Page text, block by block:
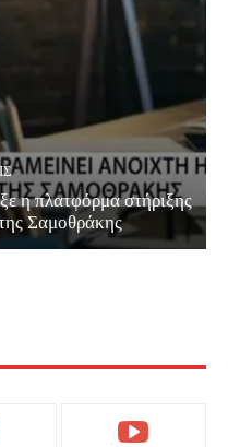
πλατφόρμα στήριξης
της Σαμοθράκης